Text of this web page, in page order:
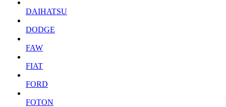
DAIHATSU
DODGE
FAW
FIAT
FORD
FOTON